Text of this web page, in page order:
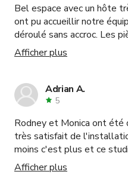
Bel espace avec un hôte
ont pu accueillir notre
déroulé sans accroc. Les
avaient une ambiance et
réserverais certainement à
Afficher plus
Adrian A.
5
Rodney et Monica ont
très satisfait de
moins c'est plus et ce
cela. Je recommanderai
reviendrai pour une autre
Afficher plus